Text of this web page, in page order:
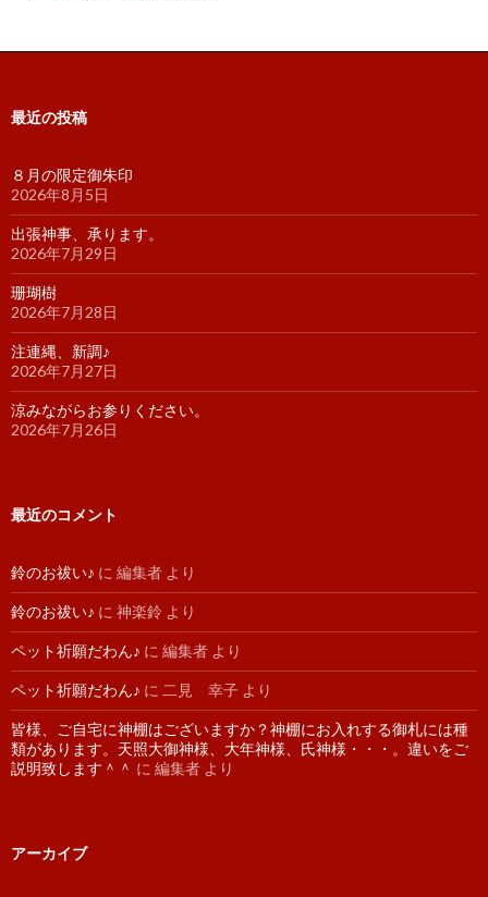
最近の投稿
８月の限定御朱印
2026年8月5日
出張神事、承ります。
2026年7月29日
珊瑚樹
2026年7月28日
注連縄、新調♪
2026年7月27日
涼みながらお参りください。
2026年7月26日
最近のコメント
鈴のお祓い♪ に 編集者 より
鈴のお祓い♪ に 神楽鈴 より
ペット祈願だわん♪ に 編集者 より
ペット祈願だわん♪ に 二見 幸子 より
皆様、ご自宅に神棚はございますか？神棚にお入れする御札には種
類があります。天照大御神様、大年神様、氏神様・・・。違いをご
説明致します＾＾ に 編集者 より
アーカイブ